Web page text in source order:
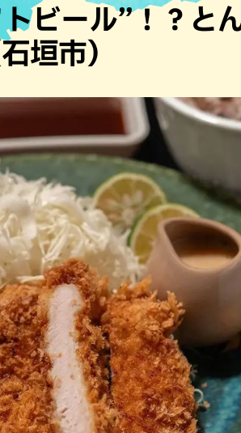
肉料理 居酒屋・バー
イキング
ガー タコス・タコライス
沖縄の海
ビール”！？と
垣市）